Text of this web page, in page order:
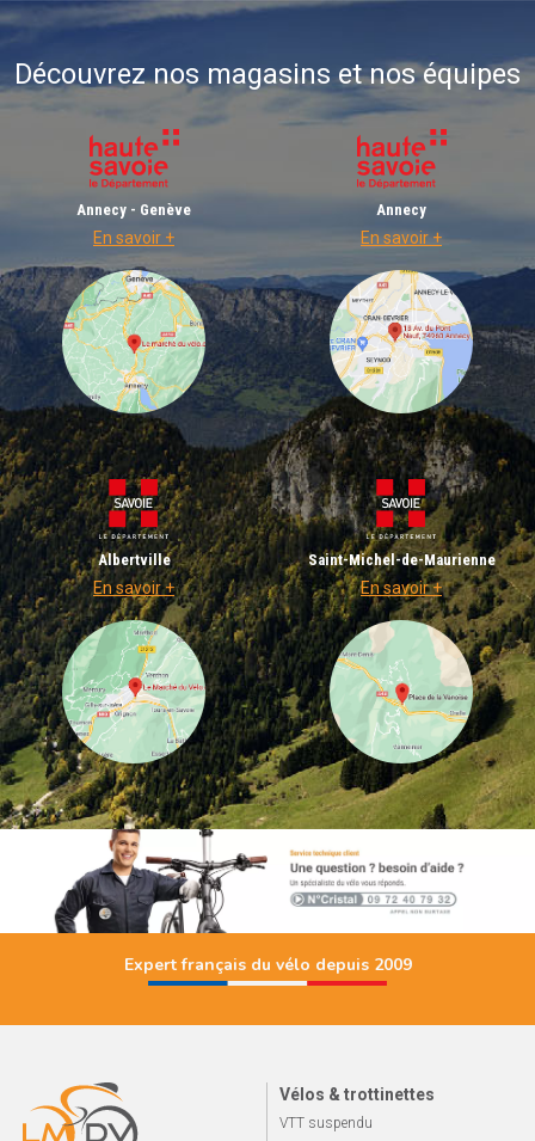
Découvrez nos magasins et nos équipes
Annecy - Genève
En savoir +
Annecy
En savoir +
Albertville
En savoir +
Saint-Michel-de-Maurienne
En savoir +
Expert français du vélo depuis 2009
Vélos & trottinettes
VTT suspendu